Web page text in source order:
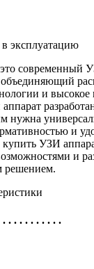
эксплуатацию
современный
объединяющий
и высокое
аппарат
нужна
и
купить УЗИ
и
решением.
. . . . . . . . . .